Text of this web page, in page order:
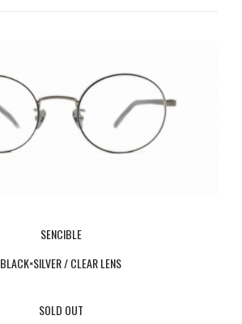
SENCIBLE
BLACK×SILVER / CLEAR LENS
SOLD OUT